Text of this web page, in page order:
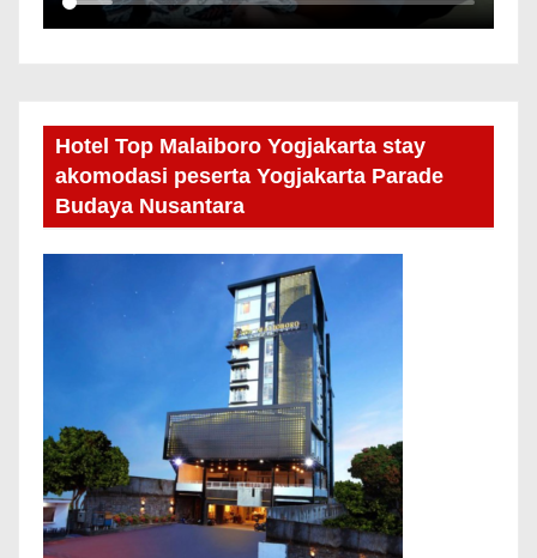
Hotel Top Malaiboro Yogjakarta stay
akomodasi peserta Yogjakarta Parade
Budaya Nusantara